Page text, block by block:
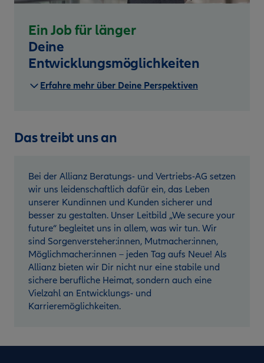
Ein Job für länger
Deine
Entwicklungsmöglichkeiten
Erfahre mehr über Deine Perspektiven
Das treibt uns an
Bei der Allianz Beratungs- und Vertriebs-AG setzen
wir uns leidenschaftlich dafür ein, das Leben
unserer Kundinnen und Kunden sicherer und
besser zu gestalten. Unser Leitbild „We secure your
future“ begleitet uns in allem, was wir tun. Wir
sind Sorgenversteher:innen, Mutmacher:innen,
Möglichmacher:innen – jeden Tag aufs Neue! Als
Allianz bieten wir Dir nicht nur eine stabile und
sichere berufliche Heimat, sondern auch eine
Vielzahl an Entwicklungs- und
Karrieremöglichkeiten.